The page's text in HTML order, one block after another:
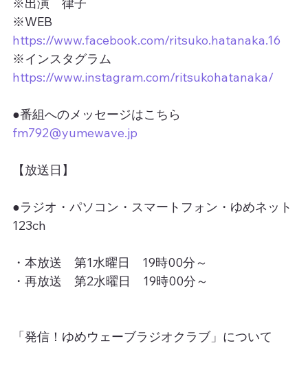
※WEB
https://www.facebook.com/ritsuko.hatanaka.16
※インスタグラム
https://www.instagram.com/ritsukohatanaka/
●番組へのメッセージはこちら
fm792@yumewave.jp
【放送日】
●ラジオ・パソコン・スマートフォン・ゆめネット
123ch
・本放送　第1水曜日　19時00分～
・再放送　第2水曜日　19時00分～
「発信！ゆめウェーブラジオクラブ」について